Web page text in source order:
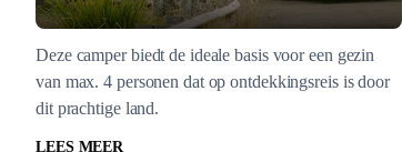
Deze camper biedt de ideale basis voor een gezin
van max. 4 personen dat op ontdekkingsreis is door
dit prachtige land.
LEES MEER